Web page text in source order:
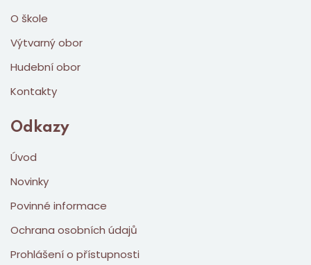
O škole
Výtvarný obor
Hudební obor
Kontakty
Odkazy
Úvod
Novinky
Povinné informace
Ochrana osobních údajů
Prohlášení o přístupnosti